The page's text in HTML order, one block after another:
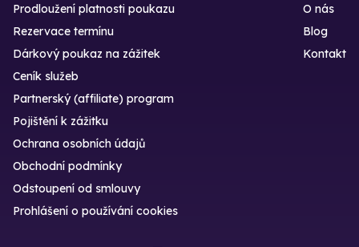
Prodloužení platnosti poukazu
Rezervace termínu
Dárkový poukaz na zážitek
O nás
Blog
Kontakt
Ceník služeb
Partnerský (affiliate) program
Pojištění k zážitku
Ochrana osobních údajů
Obchodní podmínky
Odstoupení od smlouvy
Prohlášení o používání cookies